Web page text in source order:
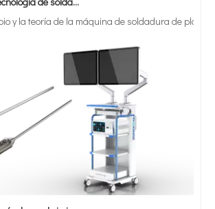
y la teoría de la máquina de soldadura de
¿Qué es la tecnología de recubrimiento por pulverización ultrasónica de endoscopio semiconductor?